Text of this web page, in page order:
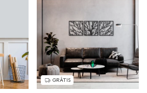
GRÁTIS